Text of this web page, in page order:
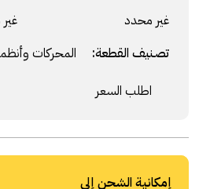
غير محدد
تصنيف القطعة: المحركات
اطلب السعر
إمكانية الشحن إلى